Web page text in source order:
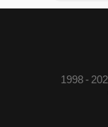
جميع الحقوق محفوظة © 2026 - 1998